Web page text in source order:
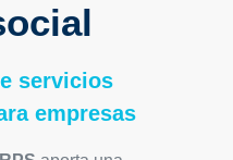
servicios
empresas